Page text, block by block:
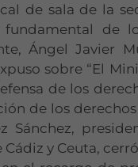
de sala de la
de
Ángel Javier
sobre “El
de los
de los
Sánchez,
y Ceuta,